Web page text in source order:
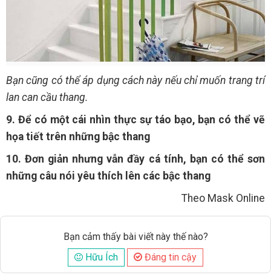
Bạn cũng có thể áp dụng cách này nếu chỉ muốn trang trí
lan can cầu thang.
9. Để có một cái nhìn thực sự táo bạo, bạn có thể vẽ
họa tiết trên những bậc thang
10. Đơn giản nhưng vẫn đầy cá tính, bạn có thể sơn
những câu nói yêu thích lên các bậc thang
Theo Mask Online
Bạn cảm thấy bài viết này thế nào?
Hữu Ích
Đáng tin cậy